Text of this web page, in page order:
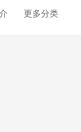
更多分类